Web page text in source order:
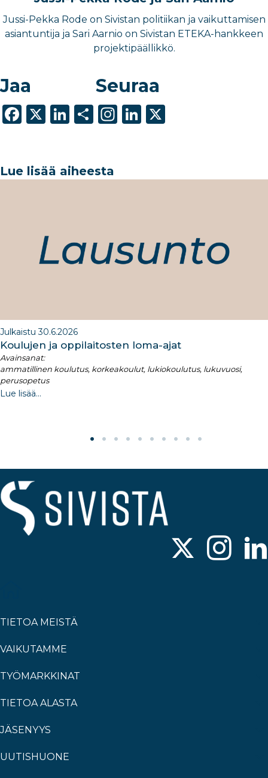
Jussi-Pekka Rode on Sivistan politiikan ja vaikuttamisen
asiantuntija ja Sari Aarnio on Sivistan ETEKA-hankkeen
projektipäällikkö.
Jaa
F
e
X
Li
e
S
e
Seuraa
In Li
Lue lisää aiheesta
Julkaistu 30.6.2026
Koulujen ja oppilaitosten loma-ajat​
Avainsanat:
ammatillinen koulutus, korkeakoulut, lukiokoulutus, lukuvuosi,
perusopetus
Lue lisää...
TIETOA MEISTÄ
VAIKUTAMME
TYÖMARKKINAT
TIETOA ALASTA
JÄSENYYS
UUTISHUONE